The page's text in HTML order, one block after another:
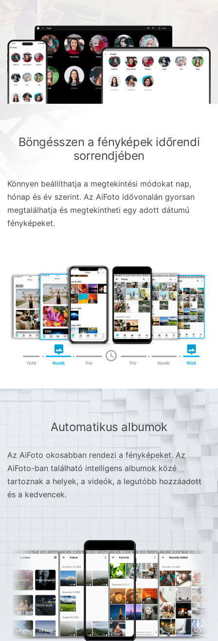
Böngésszen a fényképek időrendi
sorrendjében
Könnyen beállíthatja a megtekintési módokat nap,
hónap és év szerint. Az AiFoto idővonalán gyorsan
megtalálhatja és megtekintheti egy adott dátumú
fényképeket.
Automatikus albumok
Az AiFoto okosabban rendezi a fényképeket. Az
AiFoto-ban található intelligens albumok közé
tartoznak a helyek, a videók, a legutóbb hozzáadott
és a kedvencek.